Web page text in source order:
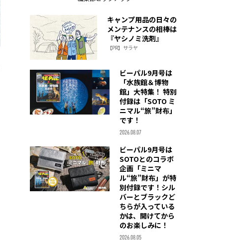
キャンプ用品の日々の
メンテナンスの相棒は
『ヤシノミ洗剤』
【PR】サラヤ
ビーパル9月号は
「水族館＆博物
館」大特集！ 特別
付録は「SOTO ミ
ニマル“旅”財布」
です！
2026.08.07
ビーパル9月号は
SOTOとのコラボ
企画「ミニマ
ル“旅”財布」が特
別付録です！シル
バーとブラックど
ちらが入っている
かは、開けてから
のお楽しみに！
2026.08.05